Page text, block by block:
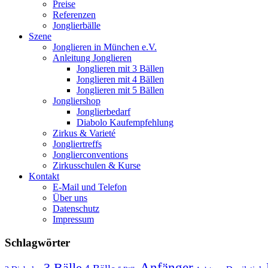
Preise
Referenzen
Jonglierbälle
Szene
Jonglieren in München e.V.
Anleitung Jonglieren
Jonglieren mit 3 Bällen
Jonglieren mit 4 Bällen
Jonglieren mit 5 Bällen
Jongliershop
Jonglierbedarf
Diabolo Kaufempfehlung
Zirkus & Varieté
Jongliertreffs
Jonglierconventions
Zirkusschulen & Kurse
Kontakt
E-Mail und Telefon
Über uns
Datenschutz
Impressum
Schlagwörter